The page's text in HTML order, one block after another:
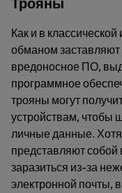
Как и в
обманом заставляют
вредоносное ПО,
программное
трояны могут
устройствам, чтобы
личные данные.
представляют
заразиться из-за
электронной почты,